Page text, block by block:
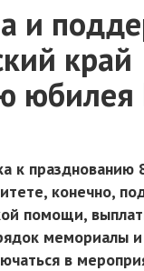
и
край
к празднованию
конечно,
помощи,
мемориалы
в